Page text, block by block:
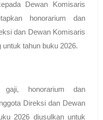
Dewan Komisaris
honorarium dan
dan Dewan Komisaris
tahun buku 2026.
gaji, honorarium dan
Direksi dan Dewan
2026 diusulkan untuk